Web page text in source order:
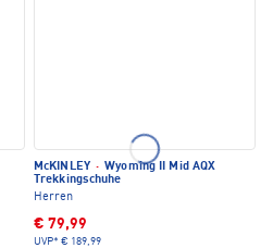
McKINLEY · Wyoming II Mid AQX
Trekkingschuhe
Herren
€ 79,99
UVP* € 189,99